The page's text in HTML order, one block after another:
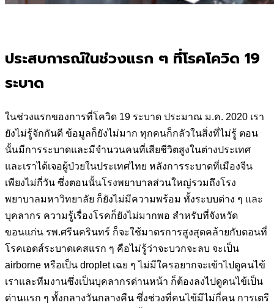
ประสบการณ์ในช่วงแรก ๆ ที่โรคโควิด 19
ระบาด
ในช่วงแรกของการที่โควิด 19 ระบาด ประมาณ ม.ค. 2020 เรา
ยังไม่รู้จักกันดี ข้อมูลก็ยังไม่มาก ทุกคนก็กลัวในสิ่งที่ไม่รู้ ตอน
นั้นมีการระบาดและมีจำนวนคนที่เสียชีวิตสูงในต่างประเทศ
และเราได้เจอผู้ป่วยในประเทศไทย หลังการระบาดที่เมืองจีน
เพียงไม่กี่วัน ซึ่งตอนนั้นโรงพยาบาลส่วนใหญ่รวมถึงโรง
พยาบาลมหาวิทยาลัย ก็ยังไม่มีความพร้อม ทั้งระบบต่าง ๆ และ
บุคลากร ความรู้เรื่องโรคก็ยังไม่มากพอ สำหรับที่จังหวัด
ขอนแก่น รพ.ศรีนครินทร์ ก็จะใช้มาตรการสูงสุดคล้ายกับตอนที่
โรคเอดส์ระบาดเคสแรก ๆ คือไม่รู้ว่าจะบวกจะลบ จะเป็น
airborne หรือเป็น droplet เฉย ๆ ไม่มีใครอยากจะเข้าไปดูคนไข้
เราและทีมงานซึ่งเป็นบุคลากรด่านหน้า ก็ต้องลงไปดูคนไข้เป็น
ด่านแรก ๆ ทั้งกลางวันกลางคืน ซึ่งช่วงที่คนไข้มีไม่กี่คน การเตรี